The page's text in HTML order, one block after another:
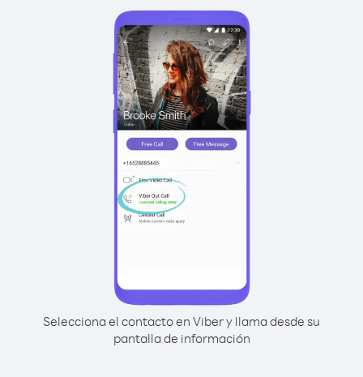
Selecciona el contacto en Viber y llama desde su
pantalla de información